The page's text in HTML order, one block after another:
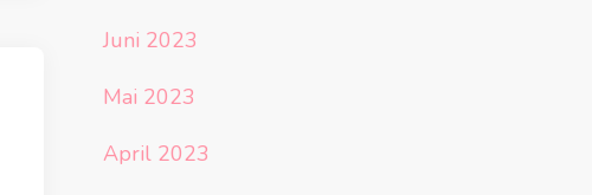
Juni 2023
Mai 2023
April 2023